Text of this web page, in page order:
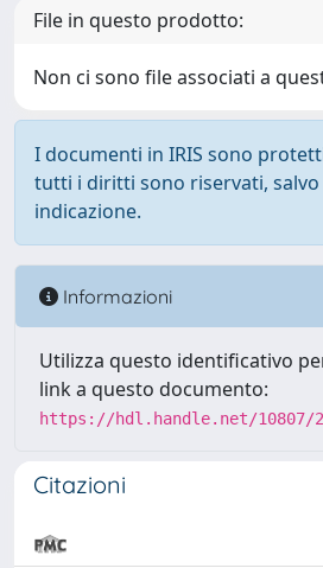
File in questo prodotto:
Non ci sono file associati a
I documenti in IRIS sono
tutti i diritti sono riservati, salvo
indicazione.
Informazioni
Utilizza questo identificativo
link a questo documento:
https://hdl.handle.net/10807/
Citazioni